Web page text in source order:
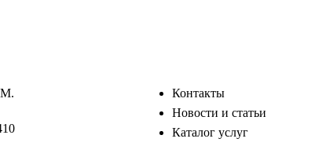
М.
Контакты
Новости и статьи
Каталог услуг